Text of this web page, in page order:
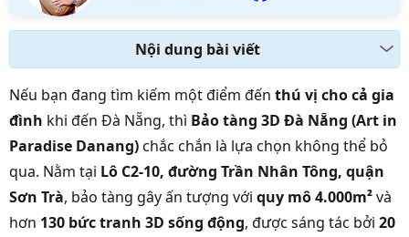
Nội dung bài viết
Nếu bạn đang tìm kiếm một điểm đến thú vị cho cả gia
đình khi đến Đà Nẵng, thì Bảo tàng 3D Đà Nẵng (Art in
Paradise Danang)chắc chắn là lựa chọn không thể bỏ
qua. Nằm tại Lô C2-10, đường Trần Nhân Tông, quận
Sơn Trà, bảo tàng gây ấn tượng với quy mô 4.000m²và
hơn 130 bức tranh 3D sống động, được sáng tác bởi 20